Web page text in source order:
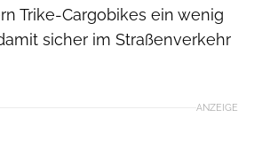
Trike-Cargobikes ein wenig
sicher im Straßenverkehr
ANZEIGE